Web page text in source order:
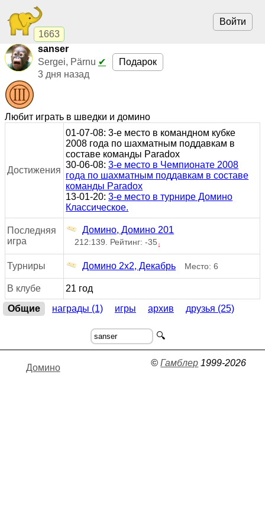
1663
Войти
sanser
Sergei, Pärnu ✔
3 дня назад
Подарок
Любит играть в шведки и домино
Достижения
01-07-08: 3-е место в командном кубке
2008 года по шахматным поддавкам в
составе команды Paradox
30-06-08:3-е место в Чемпионате 2008
года по шахматным поддавкам в составе
команды Paradox
13-01-20:3-е место в турнире Домино
Классическое.
Последняя
игра
Домино, Домино 201
212:139. Рейтинг: -35↓
Турниры Домино 2x2, Декабрь Место: 6
В клубе
21 год
Общие
награды (1) игры архив друзья (25)
🔍
Домино ©Гамблер 1999-2026